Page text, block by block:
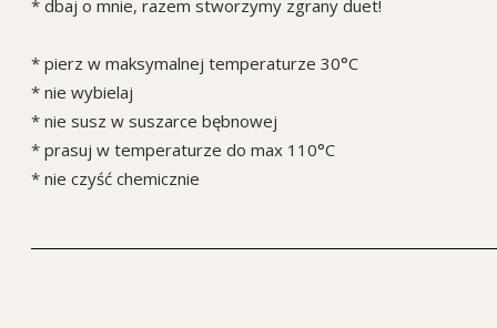
* dbaj o mnie, razem stworzymy zgrany duet!
* pierz w maksymalnej temperaturze 30°C
* nie wybielaj
* nie susz w suszarce bębnowej
* prasuj w temperaturze do max 110°C
* nie czyść chemicznie